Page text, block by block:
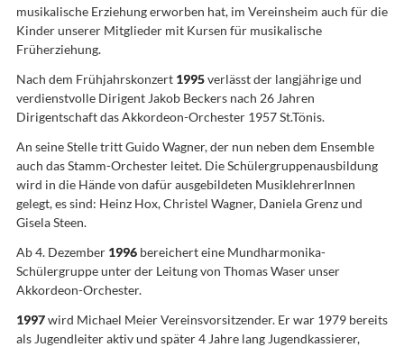
musikalische Erziehung erworben hat, im Vereinsheim auch für die
Kinder unserer Mitglieder mit Kursen für musikalische
Früherziehung.
Nach dem Frühjahrskonzert 1995verlässt der langjährige und
verdienstvolle Dirigent Jakob Beckers nach 26 Jahren
Dirigentschaft das Akkordeon-Orchester 1957 St.Tönis.
An seine Stelle tritt Guido Wagner, der nun neben dem Ensemble
auch das Stamm-Orchester leitet. Die Schülergruppenausbildung
wird in die Hände von dafür ausgebildeten MusiklehrerInnen
gelegt, es sind: Heinz Hox, Christel Wagner, Daniela Grenz und
Gisela Steen.
Ab 4. Dezember 1996bereichert eine Mundharmonika-
Schülergruppe unter der Leitung von Thomas Waser unser
Akkordeon-Orchester.
1997wird Michael Meier Vereinsvorsitzender. Er war 1979 bereits
als Jugendleiter aktiv und später 4 Jahre lang Jugendkassierer,